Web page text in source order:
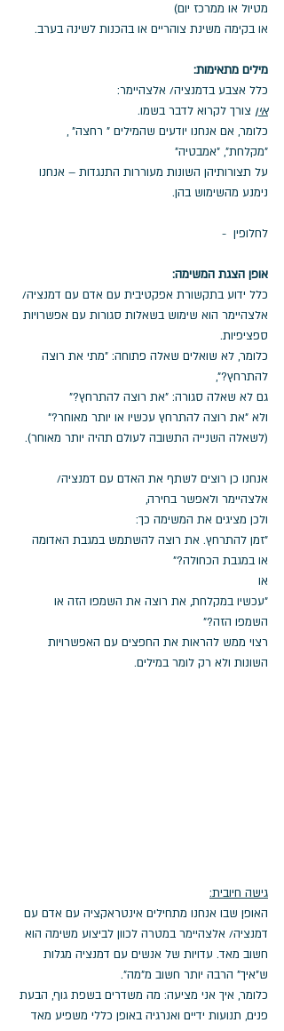
מטיול או ממרכז יום)
או בקימה משינת צוהריים או בהכנות לשינה בערב.
מילים מתאימות:
כלל אצבע בדמנציה/ אלצהיימר:
אין צורך לקרוא לדבר בשמו.
כלומר, אם אנחנו יודעים שהמילים " רחצה" ,
"מקלחת", "אמבטיה"
על תצורותיהן השונות מעוררות התנגדות – אנחנו
נימנע מהשימוש בהן.
לחלופין  -
אופן הצגת המשימה:
כלל ידוע בתקשורת אפקטיבית עם אדם עם דמנציה/
אלצהיימר הוא שימוש בשאלות סגורות עם אפשרויות
ספציפיות.
כלומר, לא שואלים שאלה פתוחה: "מתי את רוצה
להתרחץ?",
גם לא שאלה סגורה: "את רוצה להתרחץ?"
ולא "את רוצה להתרחץ עכשיו או יותר מאוחר?"
(לשאלה השנייה התשובה לעולם תהיה יותר מאוחר).
אנחנו כן רוצים לשתף את האדם עם דמנציה/
אלצהיימר ולאפשר בחירה,
ולכן מציגים את המשימה כך:
"זמן להתרחץ. את רוצה להשתמש במגבת האדומה
או במגבת הכחולה?"
או
"עכשיו במקלחת, את רוצה את השמפו הזה או
השמפו הזה?"
רצוי ממש להראות את החפצים עם האפשרויות
השונות ולא רק לומר במילים.
גישה חיובית:
האופן שבו אנחנו מתחילים אינטראקציה עם אדם עם
דמנציה/ אלצהיימר במטרה לכוון לביצוע משימה הוא
חשוב מאד. עדויות של אנשים עם דמנציה מגלות
ש"איך" הרבה יותר חשוב מ"מה".
כלומר, איך אני מציעה: מה משדרים בשפת גוף, הבעת
פנים, תנועות ידיים ואנרגיה באופן כללי משפיע מאד